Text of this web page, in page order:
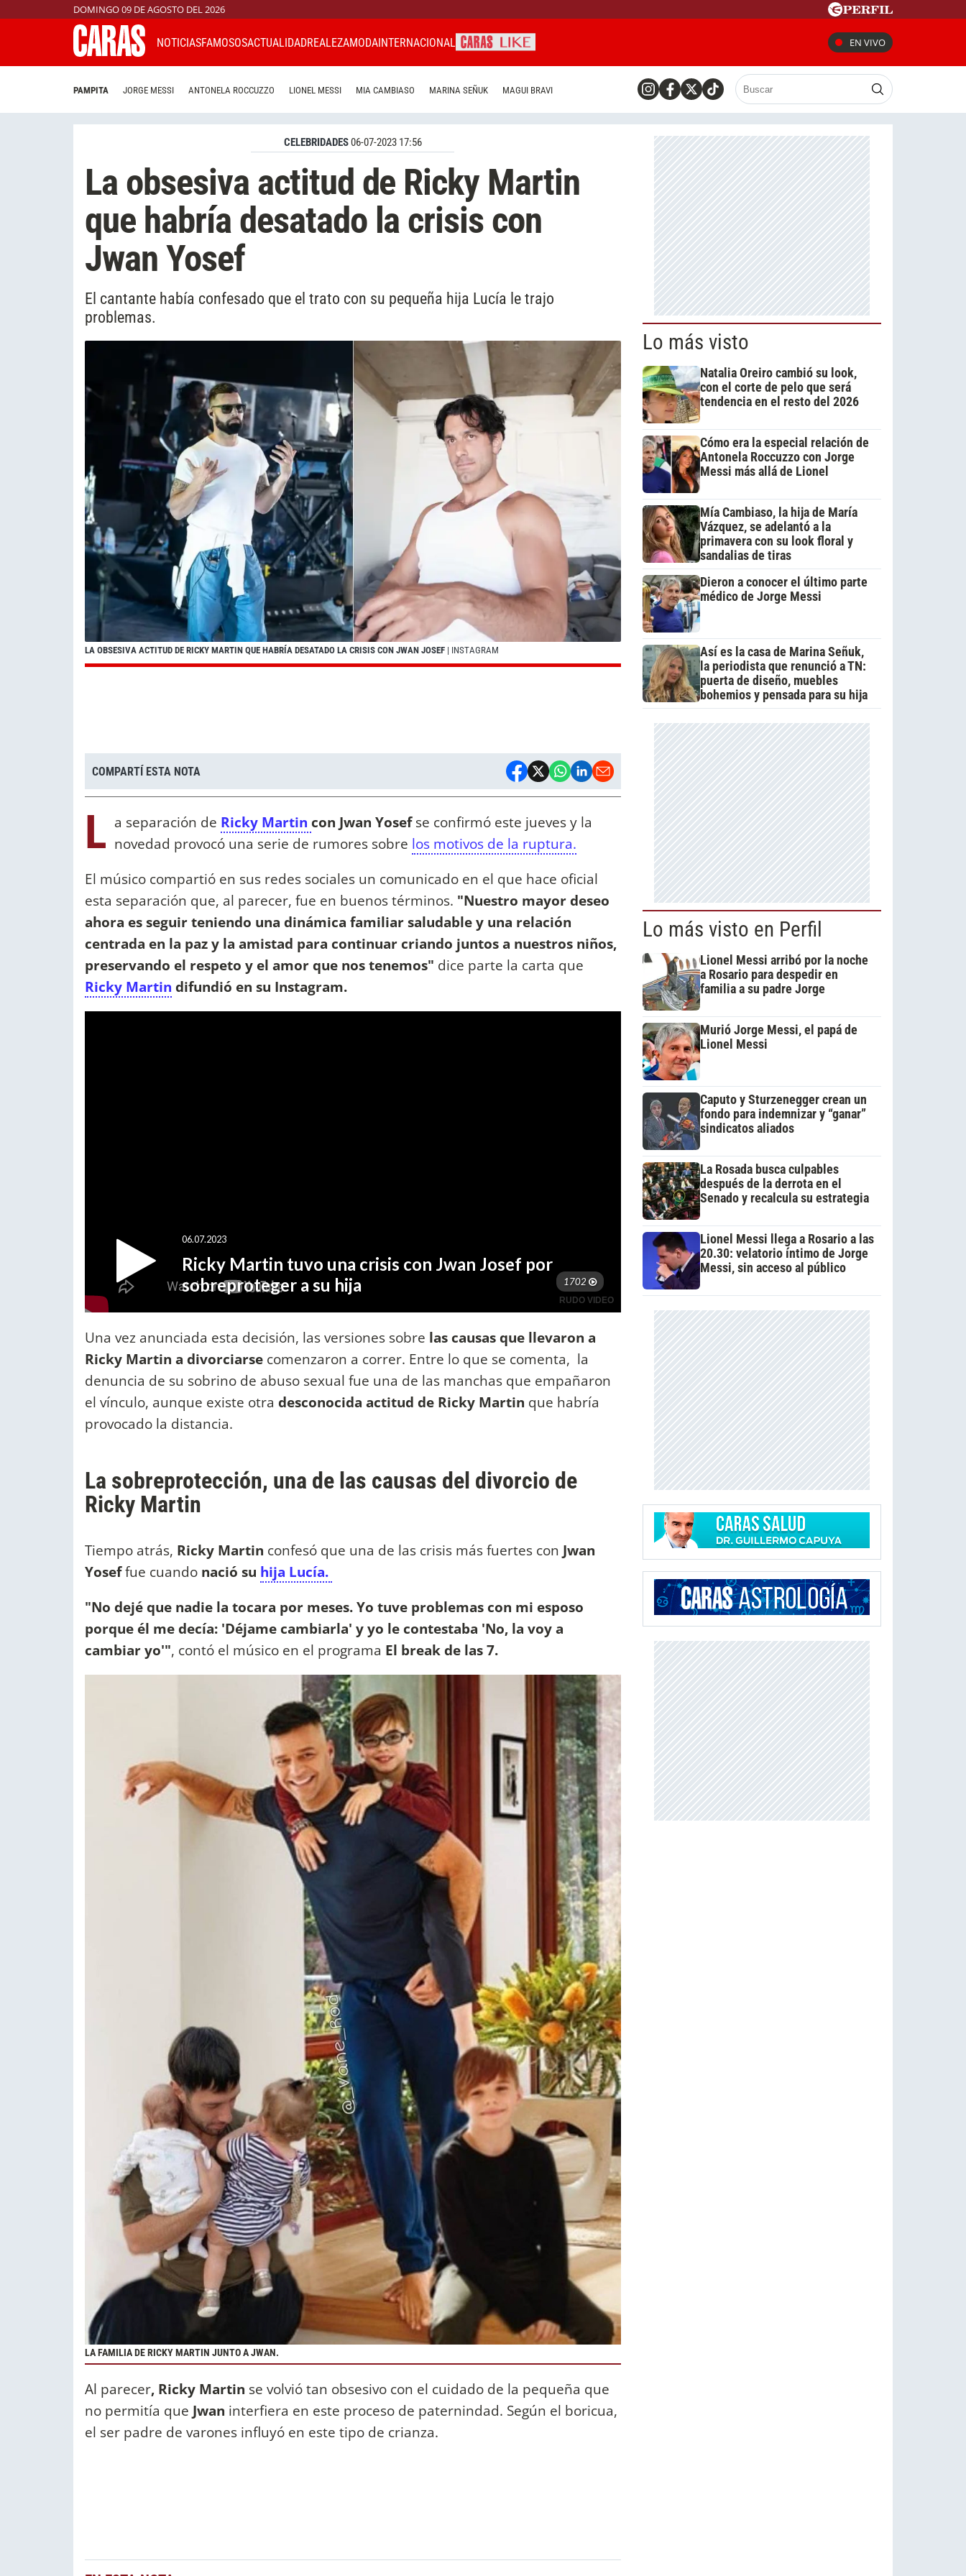
DOMINGO 09 DE AGOSTO DEL 2026
NOTICIASFAMOSOSACTUALIDADREALEZAMODAINTERNACIONAL EN VIVO
PAMPITA JORGE MESSI ANTONELA ROCCUZZO LIONEL MESSI MIA CAMBIASO MARINA SEÑUK MAGUI BRAVI
CELEBRIDADES06-07-2023 17:56
La obsesiva actitud de Ricky Martin
que habría desatado la crisis con
Jwan Yosef
El cantante había confesado que el trato con su pequeña hija Lucía le trajo
problemas.
LA OBSESIVA ACTITUD DE RICKY MARTIN QUE HABRÍA DESATADO LA CRISIS CON JWAN JOSEF | INSTAGRAM
COMPARTÍ ESTA NOTA
L a separación de Ricky Martin con Jwan Yosefse confirmó este jueves y la
novedad provocó una serie de rumores sobre los motivos de la ruptura.
El músico compartió en sus redes sociales un comunicado en el que hace oficial
esta separación que, al parecer, fue en buenos términos. "Nuestro mayor deseo
ahora es seguir teniendo una dinámica familiar saludable y una relación
centrada en la paz y la amistad para continuar criando juntos a nuestros niños,
preservando el respeto y el amor que nos tenemos" dice parte la carta que
Ricky Martin difundió en su Instagram.
Una vez anunciada esta decisión, las versiones sobre las causas que llevaron a
Ricky Martin a divorciarse comenzaron a correr. Entre lo que se comenta, la
denuncia de su sobrino de abuso sexual fue una de las manchas que empañaron
el vínculo, aunque existe otra desconocida actitud de Ricky Martin que habría
provocado la distancia.
La sobreprotección, una de las causas del divorcio de
Ricky Martin
Tiempo atrás, Ricky Martin confesó que una de las crisis más fuertes con Jwan
Yoseffue cuando nació su hija Lucía.
"No dejé que nadie la tocara por meses. Yo tuve problemas con mi esposo
porque él me decía: 'Déjame cambiarla' y yo le contestaba 'No, la voy a
cambiar yo'", contó el músico en el programa El break de las 7.
LA FAMILIA DE RICKY MARTIN JUNTO A JWAN.
Al parecer, Ricky Martin se volvió tan obsesivo con el cuidado de la pequeña que
no permitía que Jwan interfiera en este proceso de paternindad. Según el boricua,
el ser padre de varones influyó en este tipo de crianza.
Lo más visto
Natalia Oreiro cambió su look,
con el corte de pelo que será
tendencia en el resto del 2026
Cómo era la especial relación de
Antonela Roccuzzo con Jorge
Messi más allá de Lionel
Mía Cambiaso, la hija de María
Vázquez, se adelantó a la
primavera con su look floral y
sandalias de tiras
Dieron a conocer el último parte
médico de Jorge Messi
Así es la casa de Marina Señuk,
la periodista que renunció a TN:
puerta de diseño, muebles
bohemios y pensada para su hija
Lo más visto en Perfil
Lionel Messi arribó por la noche
a Rosario para despedir en
familia a su padre Jorge
Murió Jorge Messi, el papá de
Lionel Messi
Caputo y Sturzenegger crean un
fondo para indemnizar y “ganar”
sindicatos aliados
La Rosada busca culpables
después de la derrota en el
Senado y recalcula su estrategia
Lionel Messi llega a Rosario a las
20.30: velatorio íntimo de Jorge
Messi, sin acceso al público